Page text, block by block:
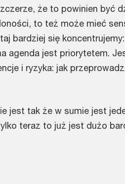
że to powinien być
to też może mieć
bardziej się
agenda jest priorytetem.
i ryzyka: jak
jest tak że w sumie jest
teraz to już jest dużo